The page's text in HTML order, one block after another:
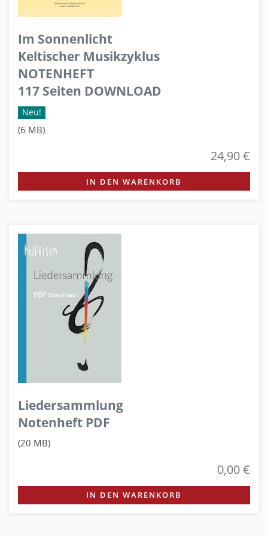
Im Sonnenlicht
Keltischer Musikzyklus
NOTENHEFT
117 Seiten DOWNLOAD
Neu!
(6 MB)
24,90 €
IN DEN WARENKORB
Liedersammlung
Notenheft PDF
(20 MB)
0,00 €
IN DEN WARENKORB